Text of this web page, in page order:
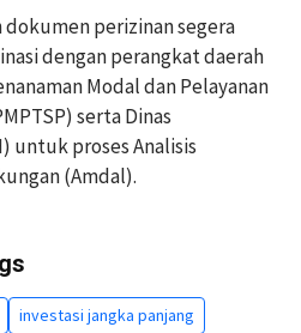
perizinan segera
dengan perangkat daerah
Modal dan Pelayanan
serta Dinas
untuk proses Analisis
(Amdal).
investasi jangka panjang